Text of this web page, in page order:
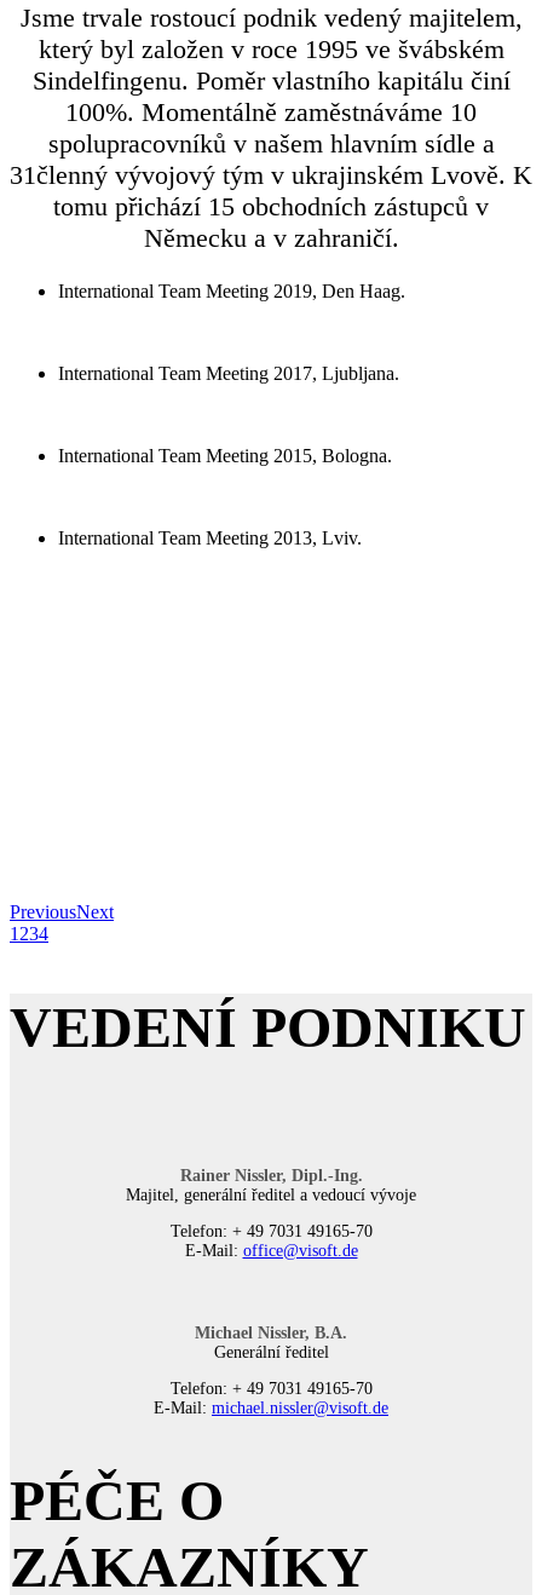
Jsme trvale rostoucí podnik vedený majitelem,
který byl založen v roce 1995 ve švábském
Sindelfingenu. Poměr vlastního kapitálu činí
100%. Momentálně zaměstnáváme 10
spolupracovníků v našem hlavním sídle a
31členný vývojový tým v ukrajinském Lvově. K
tomu přichází 15 obchodních zástupců v
Německu a v zahraničí.
International Team Meeting 2019, Den Haag.
International Team Meeting 2017, Ljubljana.
International Team Meeting 2015, Bologna.
International Team Meeting 2013, Lviv.
PreviousNext
1 234
VEDENÍ PODNIKU
Rainer Nissler, Dipl.-Ing.
Majitel, generální ředitel a vedoucí vývoje
Telefon: + 49 7031 49165-70
E-Mail: office@visoft.de
Michael Nissler, B.A.
Generální ředitel
Telefon: + 49 7031 49165-70
E-Mail: michael.nissler@visoft.de
PÉČE O
ZÁKAZNÍKY